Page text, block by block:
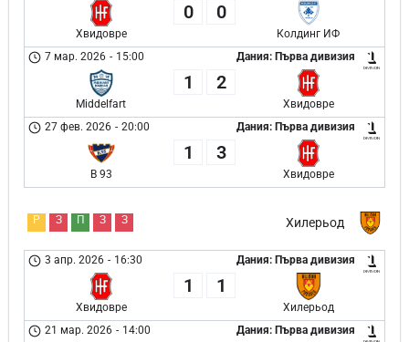
Хвидовре
0 0
Колдинг ИФ
Дания: Първа дивизия
7 мар. 2026 - 15:00
Middelfart
1 2
Хвидовре
Дания: Първа дивизия
27 фев. 2026 - 20:00
B 93
1 3
Хвидовре
Хилерьод
Р З П З З
Дания: Първа дивизия
3 апр. 2026 - 16:30
Хвидовре
1 1
Хилерьод
Дания: Първа дивизия
21 мар. 2026 - 14:00